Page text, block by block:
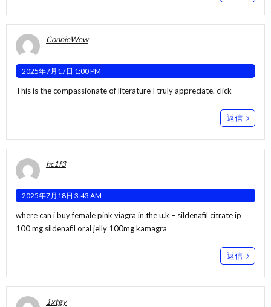
ConnieWew
2025年7月17日 1:00 PM
This is the compassionate of literature I truly appreciate. click
返信
hc1f3
2025年7月18日 3:43 AM
where can i buy female pink viagra in the u.k – sildenafil citrate ip
100 mg sildenafil oral jelly 100mg kamagra
返信
1xtgy